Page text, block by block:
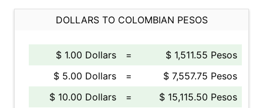
DOLLARS TO COLOMBIAN PESOS
$ 1.00 Dollars =
$ 1,511.55 Pesos
$ 5.00 Dollars
=
$ 7,557.75 Pesos
$ 10.00 Dollars
=
$ 15,115.50 Pesos